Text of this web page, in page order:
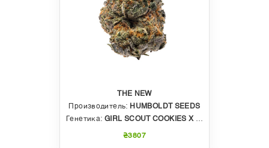
THE NEW
Производитель: HUMBOLDT SEEDS
Генетика: GIRL SCOUT COOKIES X LARRY OG
₴3807